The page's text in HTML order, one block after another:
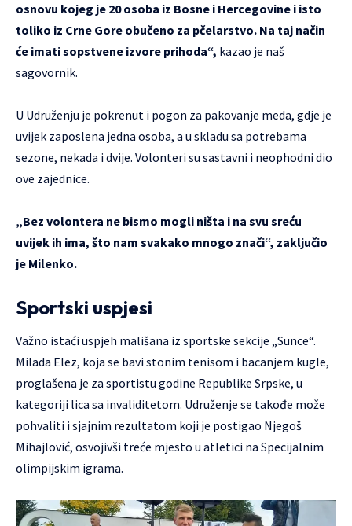
osnovu kojeg je 20 osoba iz Bosne i Hercegovine i isto
toliko iz Crne Gore obučeno za pčelarstvo. Na taj način
će imati sopstvene izvore prihoda“, kazao je naš
sagovornik.
U Udruženju je pokrenut i pogon za pakovanje meda, gdje je
uvijek zaposlena jedna osoba, a u skladu sa potrebama
sezone, nekada i dvije. Volonteri su sastavni i neophodni dio
ove zajednice.
„Bez volontera ne bismo mogli ništa i na svu sreću
uvijek ih ima, što nam svakako mnogo znači“, zaključio
je Milenko.
Sportski uspjesi
Važno istaći uspjeh mališana iz sportske sekcije „Sunce“.
Milada Elez, koja se bavi stonim tenisom i bacanjem kugle,
proglašena je za sportistu godine Republike Srpske, u
kategoriji lica sa invaliditetom. Udruženje se takođe može
pohvaliti i sjajnim rezultatom koji je postigao Njegoš
Mihajlović, osvojivši treće mjesto u atletici na Specijalnim
olimpijskim igrama.